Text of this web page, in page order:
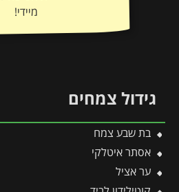
מיידי!
גידול צמחים
בת שבע צמח
אסתר איטלקי
ער אציל